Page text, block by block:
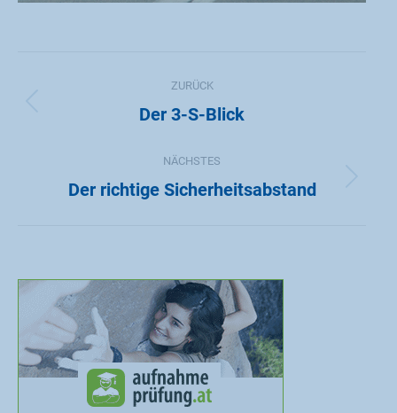
NAVIGATION
ZURÜCK
Previous
Der 3-S-Blick
NÄCHSTES
Next
Der richtige Sicherheitsabstand